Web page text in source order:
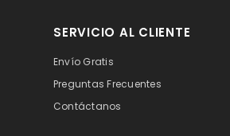
SERVICIO AL CLIENTE
Envío Gratis
Preguntas Frecuentes
Contáctanos